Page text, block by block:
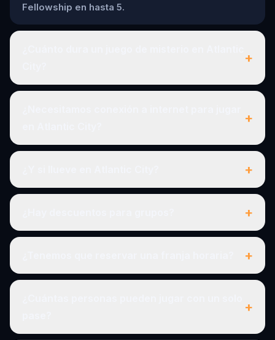
Fellowship en hasta 5.
+
+
+
+
+
+